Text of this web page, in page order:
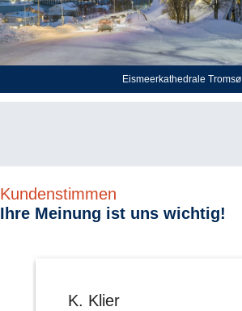
Eismeerkathedrale Tromsø
Kundenstimmen
Ihre Meinung ist uns wichtig!
K. Klier